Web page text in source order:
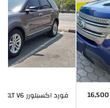
فورد اكسبلورر XLT V6